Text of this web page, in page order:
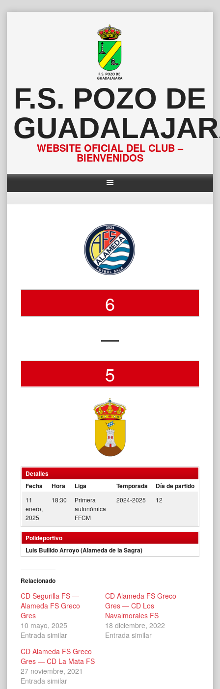
F.S. POZO DE
WEBSITE OFICIAL DEL CLUB –
BIENVENIDOS
6
—
5
Detalles
Fecha
Hora Liga Temporada Día de partido
11
enero,
2025
18:30
Primera
autonómica
FFCM
2024-2025 12
Polideportivo
Luis Bullido Arroyo (Alameda de la Sagra)
Relacionado
CD Segurilla FS —
Alameda FS Greco
Gres
10 mayo, 2025
Entrada similar
CD Alameda FS Greco
Gres — CD Los
Navalmorales FS
18 diciembre, 2022
Entrada similar
CD Alameda FS Greco
Gres — CD La Mata FS
27 noviembre, 2021
Entrada similar